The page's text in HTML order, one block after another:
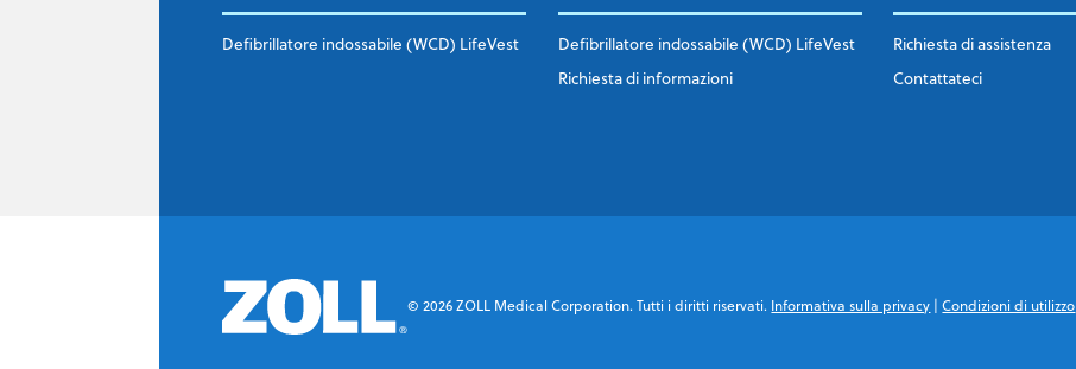
Defibrillatore indossabile (WCD) LifeVest
Defibrillatore indossabile (WCD) LifeVest
Richiesta di informazioni
Richiesta di assistenza
Contattateci
©2026ZOLL Medical Corporation. Tutti i diritti riservati. Informativa sulla privacy |Condizioni di utilizzo